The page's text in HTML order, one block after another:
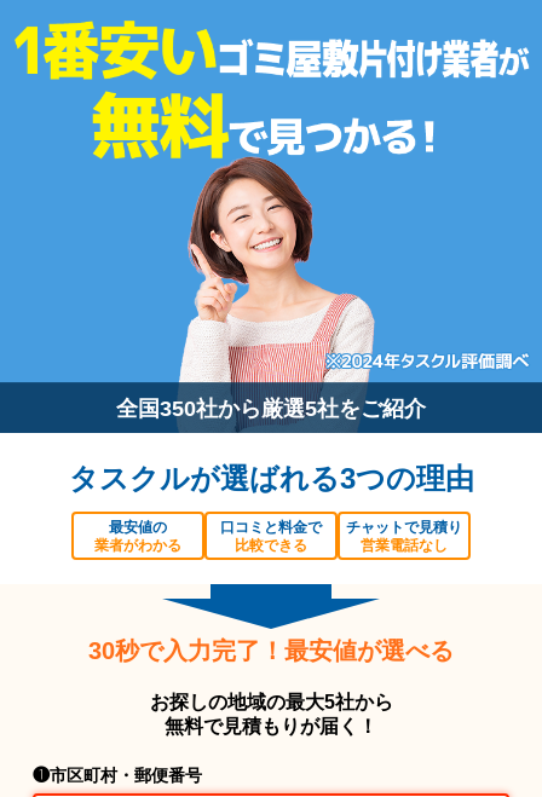
全国350社から厳選5社をご紹介
タスクルが選ばれる3つの理由
最安値の
業者がわかる
口コミと料金で
比較できる
チャットで見積り
営業電話なし
30秒で入力完了！最安値が選べる
お探しの地域の最大5社から
無料で見積もりが届く！
❶市区町村・郵便番号